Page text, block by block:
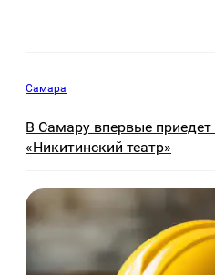
Самара
В Самару впервые
«Никитинский театр»